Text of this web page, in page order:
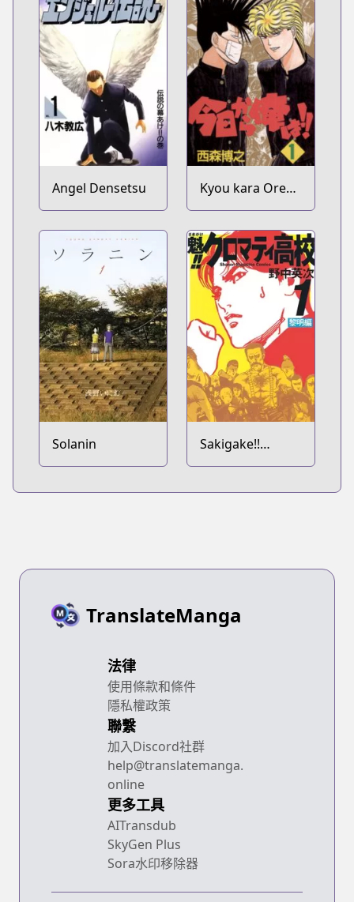
Angel Densetsu
Kyou kara Ore
wa!!
Solanin
Sakigake!!
Cromartie
TranslateManga
法律
使用條款和條件
隱私權政策
聯繫
加入Discord社群
help@translatemanga.
online
更多工具
AITransdub
SkyGen Plus
Sora水印移除器